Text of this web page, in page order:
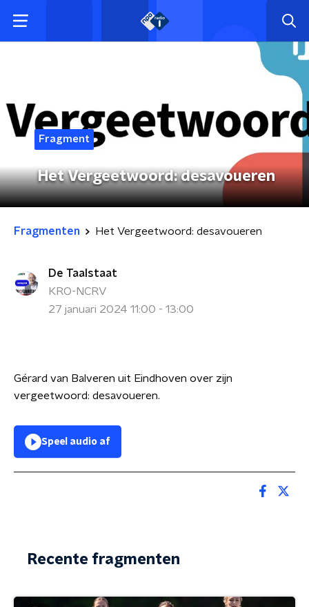
Fragment
Het Vergeetwoord: desavoueren
Fragmenten Het Vergeetwoord: desavoueren
De Taalstaat
KRO-NCRV
27 januari 2024 11:00 - 13:00
Gérard van Balveren uit Eindhoven over zijn
vergeetwoord: desavoueren.
Speel audio af
Recente fragmenten